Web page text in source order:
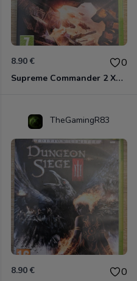
8.90 € 0
Supreme Commander 2 Xbox 360
TheGamingR83
8.90 € 0